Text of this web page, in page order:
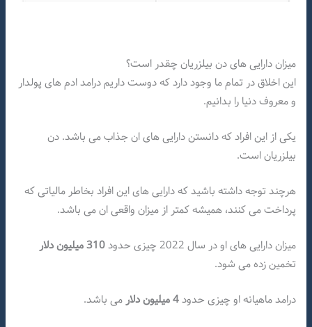
میزان دارایی های دن بیلزریان چقدر است؟
این اخلاق در تمام ما وجود دارد که دوست داریم درامد ادم های پولدار
و معروف دنیا را بدانیم.
یکی از این افراد که دانستن دارایی های ان جذاب می باشد. دن
بیلزریان است.
هرچند توجه داشته باشید که دارایی های این افراد بخاطر مالیاتی که
پرداخت می کنند، همیشه کمتر از میزان واقعی ان می باشد.
میزان دارایی های او در سال 2022 چیزی حدود 310میلیون دلار
تخمین زده می شود.
درامد ماهیانه او چیزی حدود4میلیون دلار می باشد.